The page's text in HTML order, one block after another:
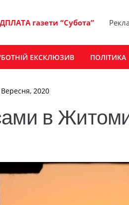
газети “Субота”
ЕКСКЛЮЗИВ ПОЛІТИКА
2020
в